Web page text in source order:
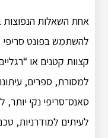
אחת השאלות הנפוצות
להשתמש בפונט סריפי
קצוות קטנים או
למסורת, ספרים,
סאנס־סריפי נקי
לעיתים למודרניות,